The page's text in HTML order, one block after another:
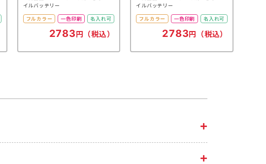
イルバッテリー
フルカラー 一色印刷 名入れ可
2783円（税込）
イルバッテリー
フルカラー 一色印刷 名入れ可
2783円（税込）